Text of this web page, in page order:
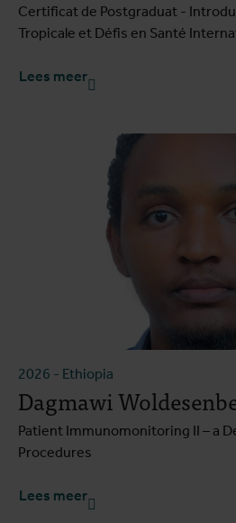
Certificat de Postgraduat -
Tropicale et Défis en Santé
Lees meer
2026 - Ethiopia
Dagmawi
Patient Immunomonitoring II – a
Procedures
Lees meer